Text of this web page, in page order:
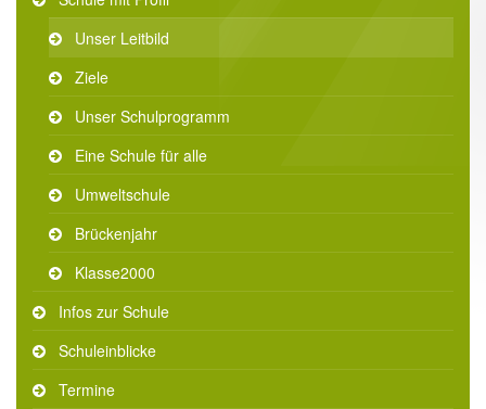
Unser Leitbild
Ziele
Unser Schulprogramm
Eine Schule für alle
Umweltschule
Brückenjahr
Klasse2000
Infos zur Schule
Schuleinblicke
Termine